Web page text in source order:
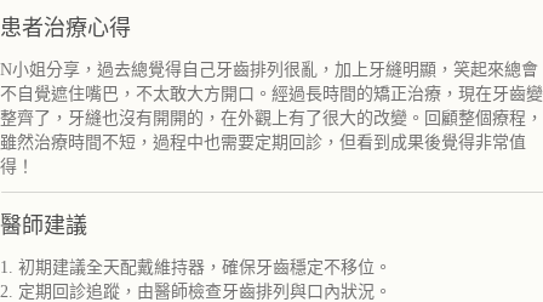
患者治療心得
N小姐分享，過去總覺得自己牙齒排列很亂，加上牙縫明顯，笑起來總會
不自覺遮住嘴巴，不太敢大方開口。經過長時間的矯正治療，現在牙齒變
整齊了，牙縫也沒有開開的，在外觀上有了很大的改變。回顧整個療程，
雖然治療時間不短，過程中也需要定期回診，但看到成果後覺得非常值
得！
醫師建議
1. 初期建議全天配戴維持器，確保牙齒穩定不移位。
2. 定期回診追蹤，由醫師檢查牙齒排列與口內狀況。